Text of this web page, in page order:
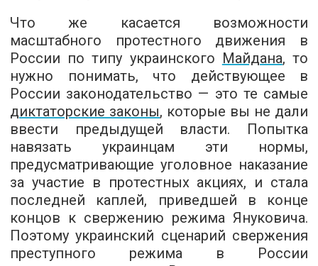
Что же касается возможности
масштабного протестного движения в
России по типу украинского Майдана, то
нужно понимать, что действующее в
России законодательство — это те самые
диктаторские законы, которые вы не дали
ввести предыдущей власти. Попытка
навязать украинцам эти нормы,
предусматривающие уголовное наказание
за участие в протестных акциях, и стала
последней каплей, приведшей в конце
концов к свержению режима Януковича.
Поэтому украинский сценарий свержения
преступного режима в России